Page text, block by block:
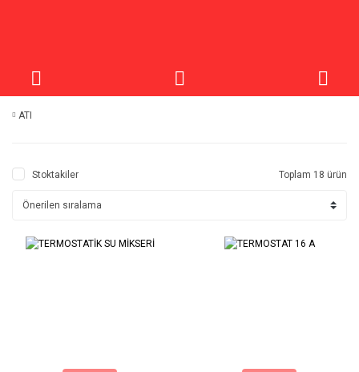
ATI
Stoktakiler Toplam 18 ürün